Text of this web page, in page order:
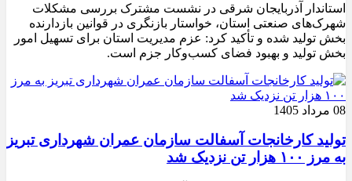
استاندار آذربایجان شرقی در نشست مشترک بررسی مشکلات
شهرک‌های صنعتی استان، خواستار بازنگری در قوانین بازدارنده
بخش تولید شده و تأکید کرد: عزم مدیریت استان برای تسهیل امور
بخش تولید و بهبود فضای کسب‌وکار جزم است.
08 مرداد 1405
تولید کارخانجات آسفالت سازمان عمران شهرداری تبریز
به مرز ۱۰۰ هزار تن نزدیک شد